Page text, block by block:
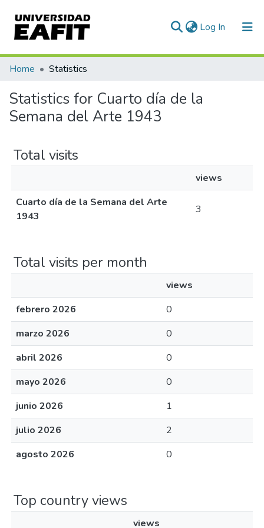
Log In (current)
Communities & Collections
All of DSpace
Home Statistics
Statistics for Cuarto día de la
Semana del Arte 1943
Total visits
views
Cuarto día de la Semana del Arte
1943
3
Total visits per month
views
febrero 2026
0
marzo 2026
0
abril 2026
0
mayo 2026
0
junio 2026
1
julio 2026
2
agosto 2026
0
Top country views
views